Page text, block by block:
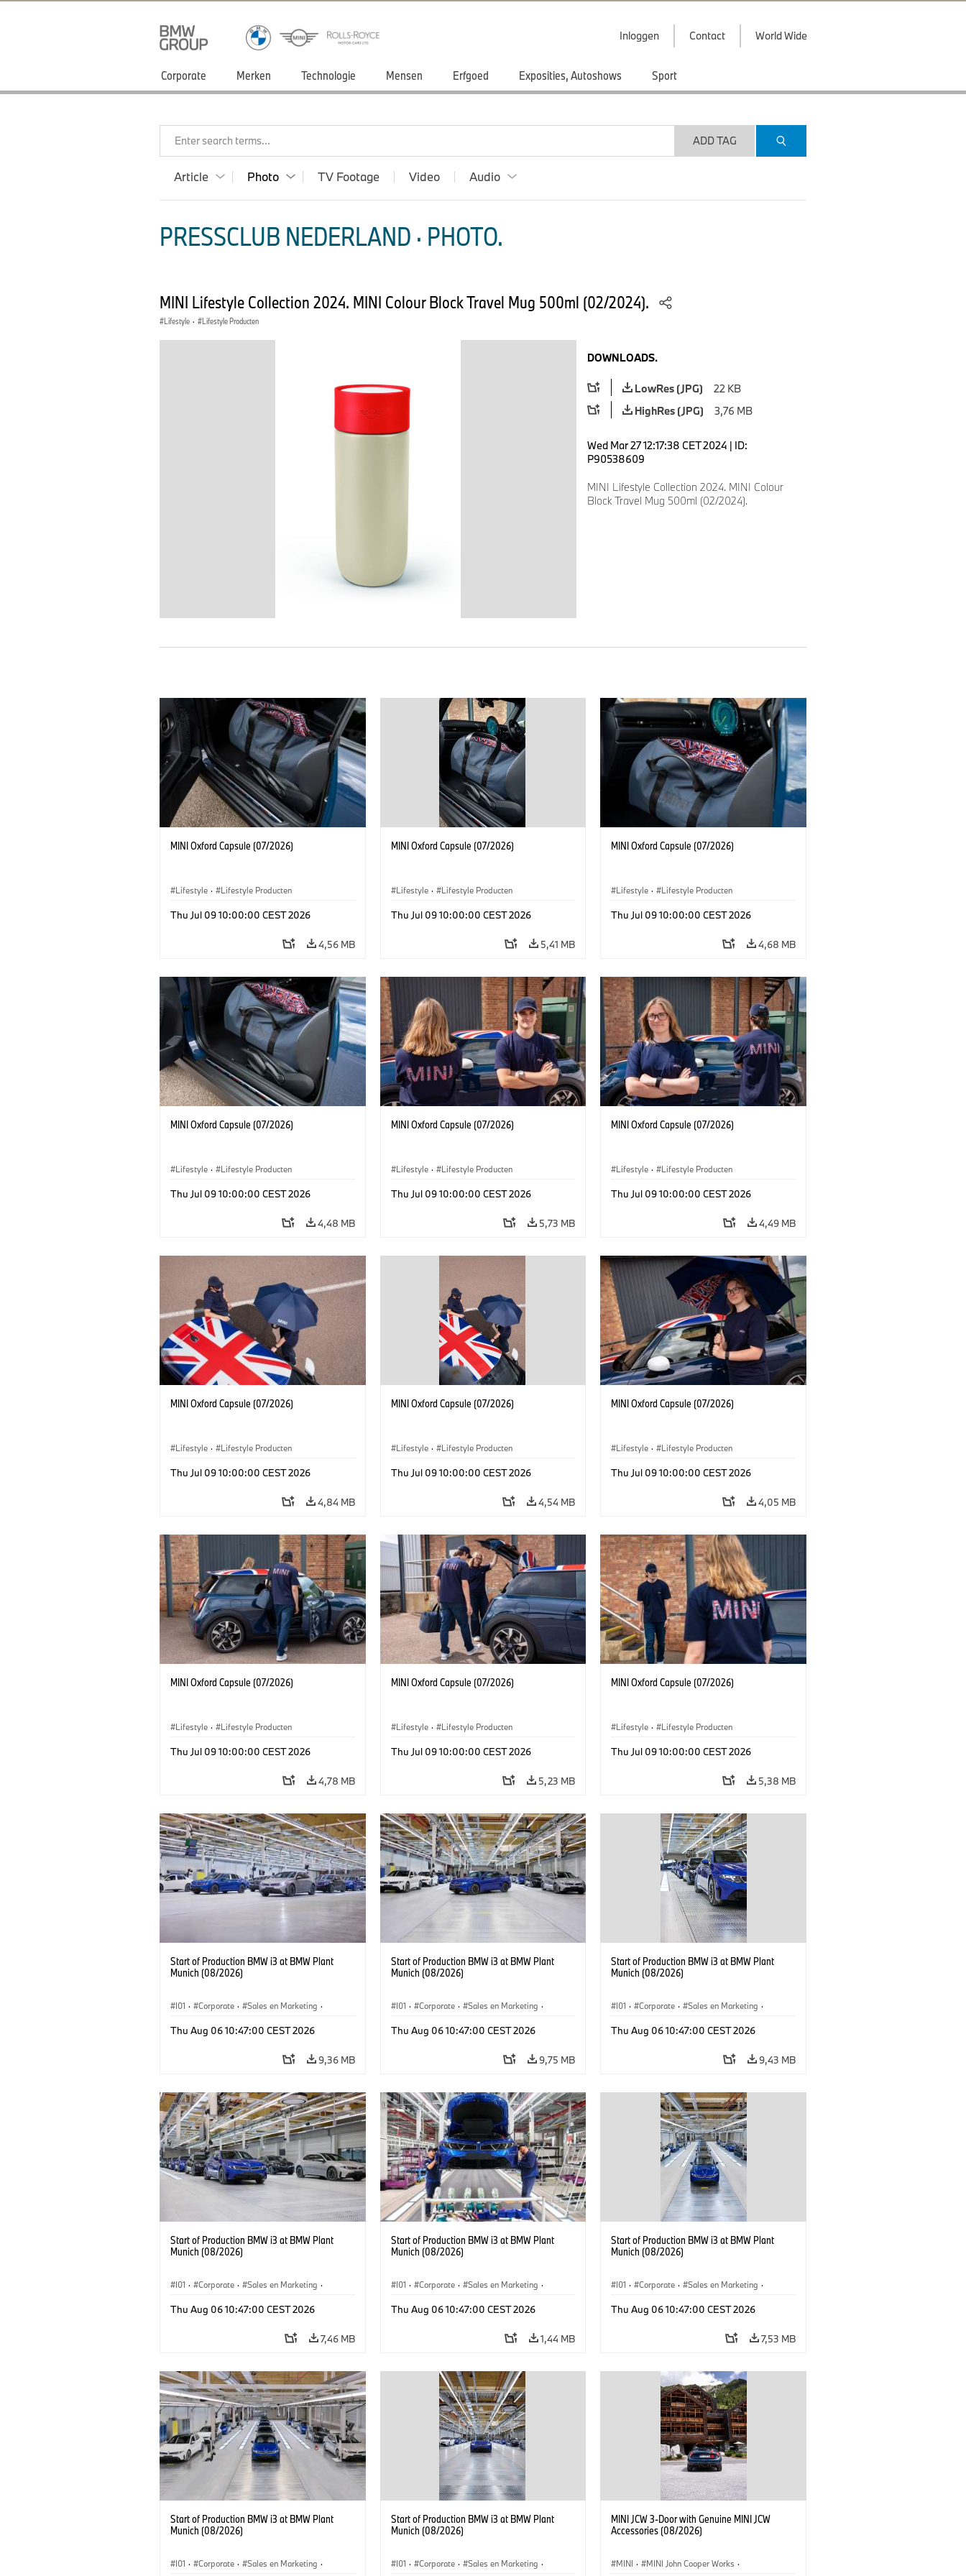
Inloggen Contact World Wide
Corporate Merken Technologie Mensen Erfgoed Exposities, Autoshows Sport
Enter search terms... ADD TAG
Article Photo TV Footage Video Audio
PRESSCLUB NEDERLAND · PHOTO.
MINI Lifestyle Collection 2024. MINI Colour Block Travel Mug 500ml (02/2024).
Lifestyle · Lifestyle Producten
DOWNLOADS.
LowRes (JPG)
22 KB
HighRes (JPG)
3,76 MB
Wed Mar 27 12:17:38 CET 2024 | ID:
P90538609
MINI Lifestyle Collection 2024. MINI Colour
Block Travel Mug 500ml (02/2024).
MINI Oxford Capsule (07/2026)
Lifestyle · Lifestyle Producten
Thu Jul 09 10:00:00 CEST 2026
4,56 MB
MINI Oxford Capsule (07/2026)
Lifestyle · Lifestyle Producten
Thu Jul 09 10:00:00 CEST 2026
5,41 MB
MINI Oxford Capsule (07/2026)
Lifestyle · Lifestyle Producten
Thu Jul 09 10:00:00 CEST 2026
4,68 MB
MINI Oxford Capsule (07/2026)
Lifestyle · Lifestyle Producten
Thu Jul 09 10:00:00 CEST 2026
4,48 MB
MINI Oxford Capsule (07/2026)
Lifestyle · Lifestyle Producten
Thu Jul 09 10:00:00 CEST 2026
5,73 MB
MINI Oxford Capsule (07/2026)
Lifestyle · Lifestyle Producten
Thu Jul 09 10:00:00 CEST 2026
4,49 MB
MINI Oxford Capsule (07/2026)
Lifestyle · Lifestyle Producten
Thu Jul 09 10:00:00 CEST 2026
4,84 MB
MINI Oxford Capsule (07/2026)
Lifestyle · Lifestyle Producten
Thu Jul 09 10:00:00 CEST 2026
4,54 MB
MINI Oxford Capsule (07/2026)
Lifestyle · Lifestyle Producten
Thu Jul 09 10:00:00 CEST 2026
4,05 MB
MINI Oxford Capsule (07/2026)
Lifestyle · Lifestyle Producten
Thu Jul 09 10:00:00 CEST 2026
4,78 MB
MINI Oxford Capsule (07/2026)
Lifestyle · Lifestyle Producten
Thu Jul 09 10:00:00 CEST 2026
5,23 MB
MINI Oxford Capsule (07/2026)
Lifestyle · Lifestyle Producten
Thu Jul 09 10:00:00 CEST 2026
5,38 MB
Start of Production BMW i3 at BMW Plant
Munich (08/2026)
I01 · Corporate · Sales en Marketing ·
Thu Aug 06 10:47:00 CEST 2026
9,36 MB
Start of Production BMW i3 at BMW Plant
Munich (08/2026)
I01 · Corporate · Sales en Marketing ·
Thu Aug 06 10:47:00 CEST 2026
9,75 MB
Start of Production BMW i3 at BMW Plant
Munich (08/2026)
I01 · Corporate · Sales en Marketing ·
Thu Aug 06 10:47:00 CEST 2026
9,43 MB
Start of Production BMW i3 at BMW Plant
Munich (08/2026)
I01 · Corporate · Sales en Marketing ·
Thu Aug 06 10:47:00 CEST 2026
7,46 MB
Start of Production BMW i3 at BMW Plant
Munich (08/2026)
I01 · Corporate · Sales en Marketing ·
Thu Aug 06 10:47:00 CEST 2026
1,44 MB
Start of Production BMW i3 at BMW Plant
Munich (08/2026)
I01 · Corporate · Sales en Marketing ·
Thu Aug 06 10:47:00 CEST 2026
7,53 MB
Start of Production BMW i3 at BMW Plant
Munich (08/2026)
I01 · Corporate · Sales en Marketing ·
Start of Production BMW i3 at BMW Plant
Munich (08/2026)
I01 · Corporate · Sales en Marketing ·
MINI JCW 3-Door with Genuine MINI JCW
Accessories (08/2026)
MINI · MINI John Cooper Works ·